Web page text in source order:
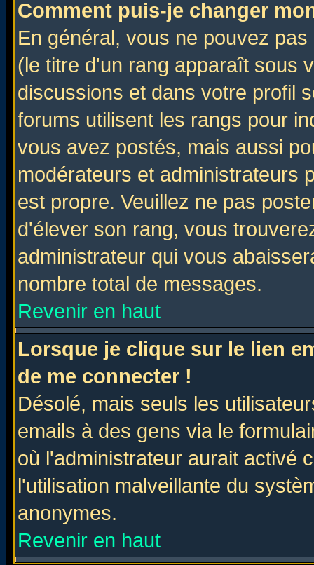
Comment puis-je changer
En général, vous ne pouvez
(le titre d'un rang apparaît sous
discussions et dans votre profil
forums utilisent les rangs pour
vous avez postés, mais aussi
modérateurs et administrateurs
est propre. Veuillez ne pas
d'élever son rang, vous
administrateur qui vous
nombre total de messages.
Revenir en haut
Lorsque je clique sur le lien
de me connecter !
Désolé, mais seuls les
emails à des gens via le
où l'administrateur aurait activé
l'utilisation malveillante du
anonymes.
Revenir en haut